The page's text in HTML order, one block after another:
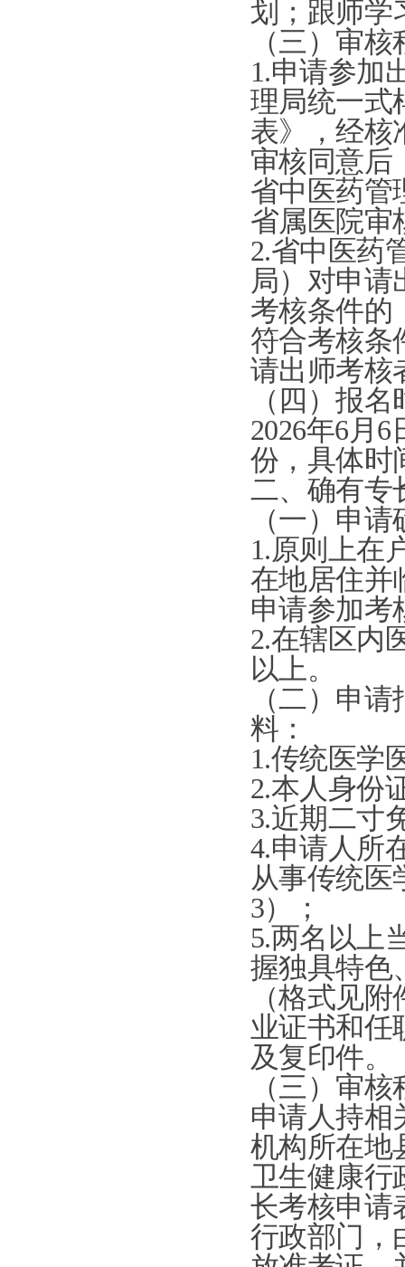
划；跟师学
（三）审核
1.申请参加
理局统一式
表》，经核
审核同意后
省中医药管
省属医院审
2.省中医药
局）对申请
考核条件的
符合考核条
请出师考核
（四）报名
2026年6月 6
份，具体时
二、确有专
（一）申
1.原则上在
在地居住并
申请参加考
2.在辖区内
以上。
（二）申
料：
1.传统医学
2.本人身份
3.近期二寸
4.申请人所
从事传统医
3）；
5.两名以上
握独具特色
（格式见附
业证书和任
及复印件。
（三）审核
申请人持相
机构所在地
卫生健康行
长考核申请
行政部门，